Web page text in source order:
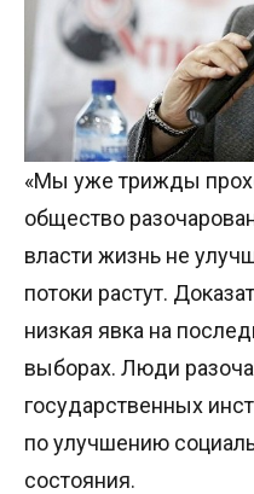
«Мы уже трижды
общество
власти жизнь не
потоки растут.
низкая явка на
выборах. Люди
государственных
по улучшению
состояния.